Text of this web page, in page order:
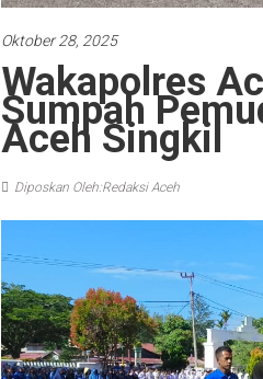
Oktober 28, 2025
Wakapolres
Sumpah
Aceh Singkil
Diposkan Oleh:Redaksi Aceh